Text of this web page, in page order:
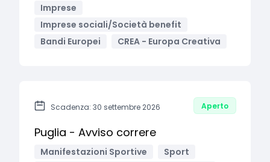
Imprese
Imprese sociali/Società benefit
Bandi Europei
CREA - Europa Creativa
Scadenza: 30 settembre 2026 Aperto
Puglia - Avviso correre
Manifestazioni Sportive
Sport